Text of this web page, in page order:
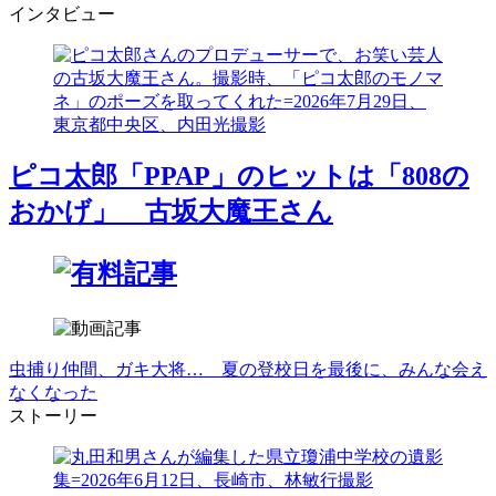
インタビュー
ピコ太郎「PPAP」のヒットは「808の
おかげ」 古坂大魔王さん
虫捕り仲間、ガキ大将… 夏の登校日を最後に、みんな会え
なくなった
ストーリー